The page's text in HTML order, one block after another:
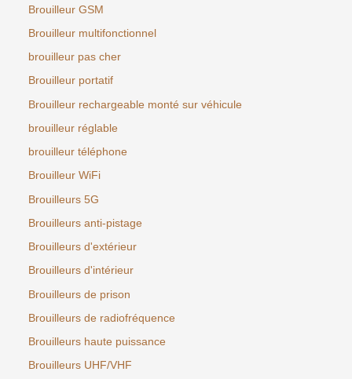
Brouilleur GSM
Brouilleur multifonctionnel
brouilleur pas cher
Brouilleur portatif
Brouilleur rechargeable monté sur véhicule
brouilleur réglable
brouilleur téléphone
Brouilleur WiFi
Brouilleurs 5G
Brouilleurs anti-pistage
Brouilleurs d'extérieur
Brouilleurs d'intérieur
Brouilleurs de prison
Brouilleurs de radiofréquence
Brouilleurs haute puissance
Brouilleurs UHF/VHF